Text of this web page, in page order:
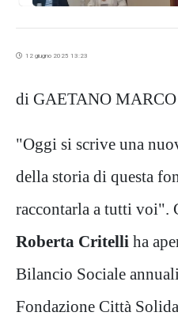
12 giugno 2025 13:23
di GAETANO
"Oggi si scrive una
della storia di questa
raccontarla a tutti voi".
Roberta Critelli ha
Bilancio Sociale
Fondazione Città